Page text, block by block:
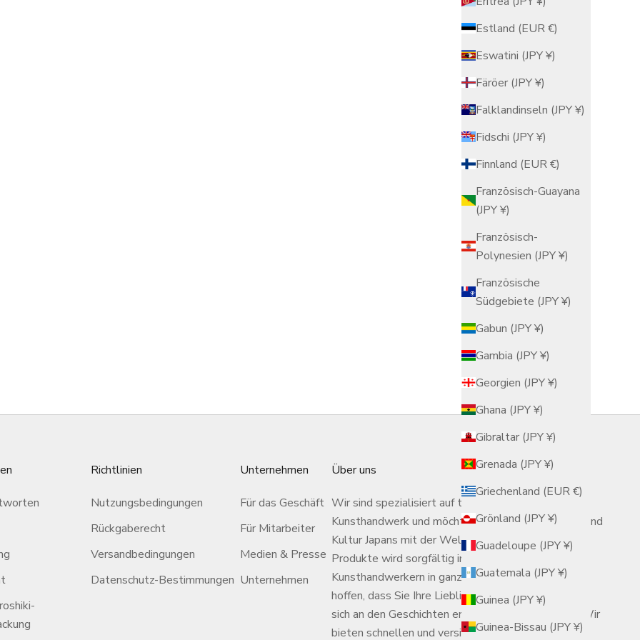
Estland (EUR €)
Eswatini (JPY ¥)
Färöer (JPY ¥)
Falklandinseln (JPY ¥)
Fidschi (JPY ¥)
Finnland (EUR €)
Französisch-Guayana
(JPY ¥)
Französisch-
Polynesien (JPY ¥)
Französische
Südgebiete (JPY ¥)
Gabun (JPY ¥)
Gambia (JPY ¥)
Georgien (JPY ¥)
Ghana (JPY ¥)
Gibraltar (JPY ¥)
Grenada (JPY ¥)
Griechenland (EUR €)
Grönland (JPY ¥)
Guadeloupe (JPY ¥)
Guatemala (JPY ¥)
Guinea (JPY ¥)
Guinea-Bissau (JPY ¥)
Mokubei Ochoko Sake Cup
Angebot
$21.00 USD
Richtlinien
Nutzungsbedingungen
Rückgaberecht
Versandbedingungen
Datenschutz-Bestimmungen
Unternehmen
Für das Geschäft
Für Mitarbeiter
Medien & Presse
Unternehmen
Über uns
Wir sind spezialisiert auf traditionelles japanisches
Kunsthandwerk und möchten die Handwerkskunst und
Kultur Japans mit der Welt teilen. Jedes unserer
Produkte wird sorgfältig in den Werkstätten von
Kunsthandwerkern in ganz Japan ausgewählt. Wir
hoffen, dass Sie Ihre Lieblingsstücke entdecken und
sich an den Geschichten erfreuen, die sie erzählen. Wir
bieten schnellen und versicherten internationalen